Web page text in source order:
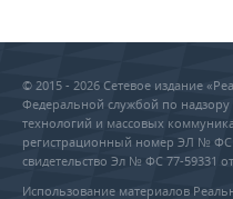
© 2015 - 2026 Сетевое издание
Федеральной службой по
технологий и массовых
регистрационный номер ЭЛ № ФС
свидетельство Эл № ФС 77-59331
Использование материалов